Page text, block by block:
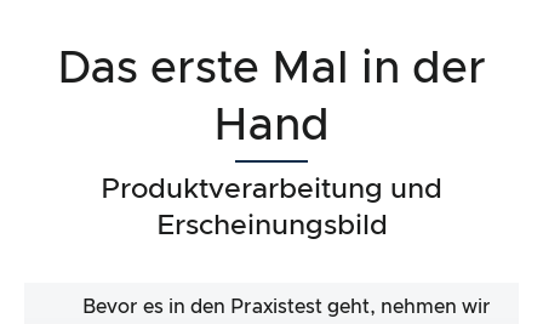
Das erste Mal in der
Hand
Produktverarbeitung und
Erscheinungsbild
Bevor es in den Praxistest geht, nehmen wir